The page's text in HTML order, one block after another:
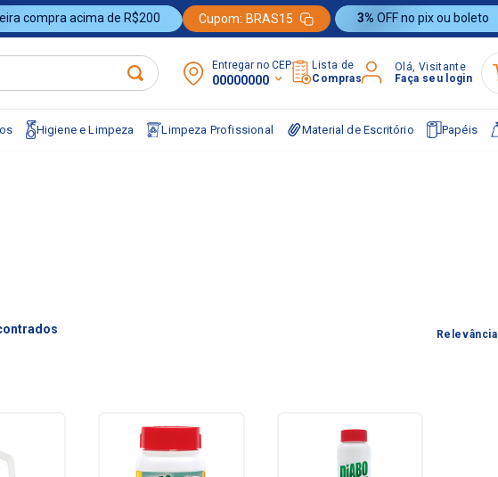
compra acima de R$200 Cupom: BRAS15 3% OFF no pix ou boleto
Entregar no CEP:
00000000
Lista de
Compras
Olá, Visitante
Faça seu login
Higiene e Limpeza Limpeza Profissional Material de Escritório Papéis
Relevância